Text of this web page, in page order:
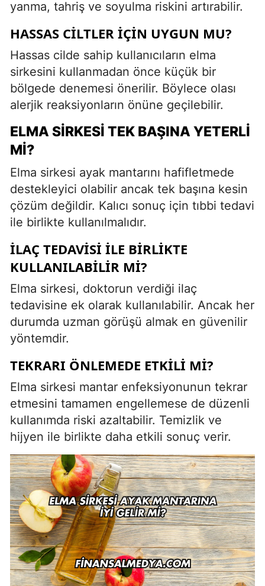
yanma, tahriş ve soyulma riskini artırabilir.
HASSAS CILTLER İÇIN UYGUN MU?
Hassas cilde sahip kullanıcıların elma
sirkesini kullanmadan önce küçük bir
bölgede denemesi önerilir. Böylece olası
alerjik reaksiyonların önüne geçilebilir.
ELMA SIRKESI TEK BAŞINA YETERLI
MI?
Elma sirkesi ayak mantarını hafifletmede
destekleyici olabilir ancak tek başına kesin
çözüm değildir. Kalıcı sonuç için tıbbi tedavi
ile birlikte kullanılmalıdır.
İLAÇ TEDAVISI İLE BIRLIKTE
KULLANILABILIR MI?
Elma sirkesi, doktorun verdiği ilaç
tedavisine ek olarak kullanılabilir. Ancak her
durumda uzman görüşü almak en güvenilir
yöntemdir.
TEKRARI ÖNLEMEDE ETKILI MI?
Elma sirkesi mantar enfeksiyonunun tekrar
etmesini tamamen engellemese de düzenli
kullanımda riski azaltabilir. Temizlik ve
hijyen ile birlikte daha etkili sonuç verir.